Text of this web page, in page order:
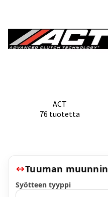
ACT
76 tuotetta
Tuuman muunnin
Syötteen tyyppi